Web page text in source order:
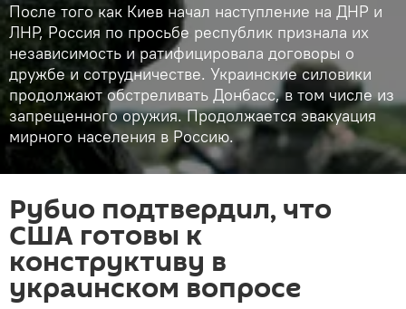
После того как Киев начал наступление на ДНР и
ЛНР, Россия по просьбе республик признала их
независимость и ратифицировала договоры о
дружбе и сотрудничестве. Украинские силовики
продолжают обстреливать Донбасс, в том числе из
запрещенного оружия. Продолжается эвакуация
мирного населения в Россию.
Рубио подтвердил, что
США готовы к
конструктиву в
украинском вопросе